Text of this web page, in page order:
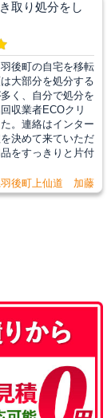
取り処分をし
後町の自宅を移転
大部分を処分する
く、自分で処分を
収業者ECOクリ
。連絡はインター
決めて来ていただ
をすっきりと片付
羽後町上仙道 加藤